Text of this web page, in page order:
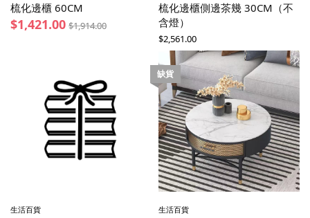
梳化邊櫃 60CM
$1,421.00 $1,914.00
梳化邊櫃側邊茶幾 30CM（不
含燈）
$2,561.00
生活百貨
缺貨
生活百貨